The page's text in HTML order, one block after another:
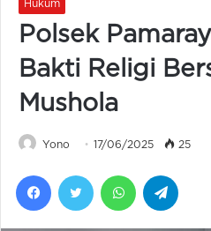
Hukum
Polsek
Bakti Religi
Mushola
Yono 17/06/2025 25
FacebookTwitter WhatsApp